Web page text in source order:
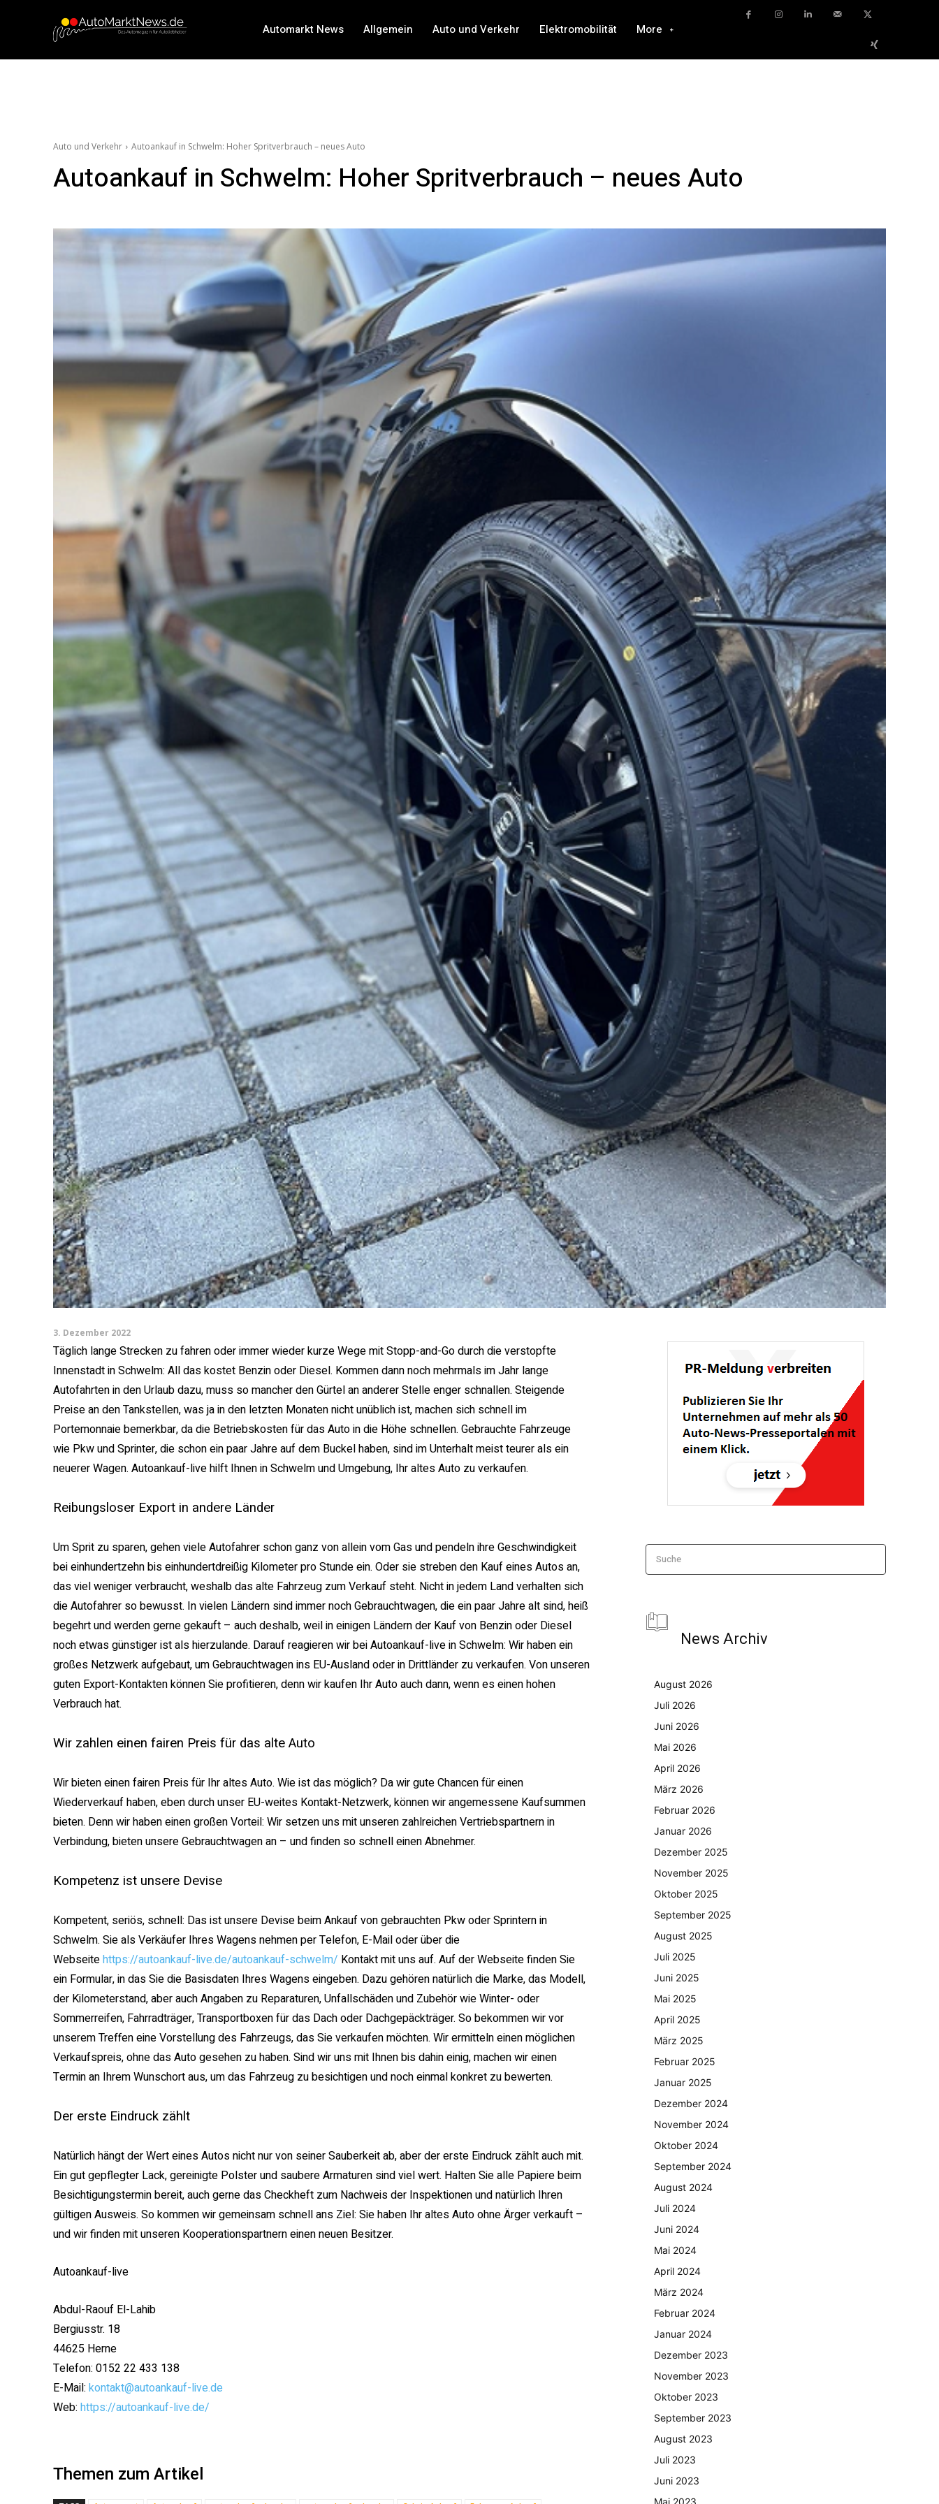
Automarkt News Allgemein Auto und Verkehr Elektromobilität More
Auto und Verkehr Autoankauf in Schwelm: Hoher Spritverbrauch – neues Auto
Autoankauf in Schwelm: Hoher Spritverbrauch – neues Auto
3. Dezember 2022
Täglich lange Strecken zu fahren oder immer wieder kurze Wege mit Stopp-and-Go durch die verstopfte
Innenstadt in Schwelm: All das kostet Benzin oder Diesel. Kommen dann noch mehrmals im Jahr lange
Autofahrten in den Urlaub dazu, muss so mancher den Gürtel an anderer Stelle enger schnallen. Steigende
Preise an den Tankstellen, was ja in den letzten Monaten nicht unüblich ist, machen sich schnell im
Portemonnaie bemerkbar, da die Betriebskosten für das Auto in die Höhe schnellen. Gebrauchte Fahrzeuge
wie Pkw und Sprinter, die schon ein paar Jahre auf dem Buckel haben, sind im Unterhalt meist teurer als ein
neuerer Wagen. Autoankauf-live hilft Ihnen in Schwelm und Umgebung, Ihr altes Auto zu verkaufen.
Reibungsloser Export in andere Länder
Um Sprit zu sparen, gehen viele Autofahrer schon ganz von allein vom Gas und pendeln ihre Geschwindigkeit
bei einhundertzehn bis einhundertdreißig Kilometer pro Stunde ein. Oder sie streben den Kauf eines Autos an,
das viel weniger verbraucht, weshalb das alte Fahrzeug zum Verkauf steht. Nicht in jedem Land verhalten sich
die Autofahrer so bewusst. In vielen Ländern sind immer noch Gebrauchtwagen, die ein paar Jahre alt sind, heiß
begehrt und werden gerne gekauft – auch deshalb, weil in einigen Ländern der Kauf von Benzin oder Diesel
noch etwas günstiger ist als hierzulande. Darauf reagieren wir bei Autoankauf-live in Schwelm: Wir haben ein
großes Netzwerk aufgebaut, um Gebrauchtwagen ins EU-Ausland oder in Drittländer zu verkaufen. Von unseren
guten Export-Kontakten können Sie profitieren, denn wir kaufen Ihr Auto auch dann, wenn es einen hohen
Verbrauch hat.
Wir zahlen einen fairen Preis für das alte Auto
Wir bieten einen fairen Preis für Ihr altes Auto. Wie ist das möglich? Da wir gute Chancen für einen
Wiederverkauf haben, eben durch unser EU-weites Kontakt-Netzwerk, können wir angemessene Kaufsummen
bieten. Denn wir haben einen großen Vorteil: Wir setzen uns mit unseren zahlreichen Vertriebspartnern in
Verbindung, bieten unsere Gebrauchtwagen an – und finden so schnell einen Abnehmer.
Kompetenz ist unsere Devise
Kompetent, seriös, schnell: Das ist unsere Devise beim Ankauf von gebrauchten Pkw oder Sprintern in
Schwelm. Sie als Verkäufer Ihres Wagens nehmen per Telefon, E-Mail oder über die
Webseitehttps://autoankauf-live.de/autoankauf-schwelm/ Kontakt mit uns auf. Auf der Webseite finden Sie
ein Formular, in das Sie die Basisdaten Ihres Wagens eingeben. Dazu gehören natürlich die Marke, das Modell,
der Kilometerstand, aber auch Angaben zu Reparaturen, Unfallschäden und Zubehör wie Winter- oder
Sommerreifen, Fahrradträger, Transportboxen für das Dach oder Dachgepäckträger. So bekommen wir vor
unserem Treffen eine Vorstellung des Fahrzeugs, das Sie verkaufen möchten. Wir ermitteln einen möglichen
Verkaufspreis, ohne das Auto gesehen zu haben. Sind wir uns mit Ihnen bis dahin einig, machen wir einen
Termin an Ihrem Wunschort aus, um das Fahrzeug zu besichtigen und noch einmal konkret zu bewerten.
Der erste Eindruck zählt
Natürlich hängt der Wert eines Autos nicht nur von seiner Sauberkeit ab, aber der erste Eindruck zählt auch mit.
Ein gut gepflegter Lack, gereinigte Polster und saubere Armaturen sind viel wert. Halten Sie alle Papiere beim
Besichtigungstermin bereit, auch gerne das Checkheft zum Nachweis der Inspektionen und natürlich Ihren
gültigen Ausweis. So kommen wir gemeinsam schnell ans Ziel: Sie haben Ihr altes Auto ohne Ärger verkauft –
und wir finden mit unseren Kooperationspartnern einen neuen Besitzer.
Autoankauf-live
Abdul-Raouf El-Lahib
Bergiusstr. 18
44625 Herne
Telefon: 0152 22 433 138
E-Mail: kontakt@autoankauf-live.de
Web: https://autoankauf-live.de/
Themen zum Artikel
Suche
News Archiv
August 2026
Juli 2026
Juni 2026
Mai 2026
April 2026
März 2026
Februar 2026
Januar 2026
Dezember 2025
November 2025
Oktober 2025
September 2025
August 2025
Juli 2025
Juni 2025
Mai 2025
April 2025
März 2025
Februar 2025
Januar 2025
Dezember 2024
November 2024
Oktober 2024
September 2024
August 2024
Juli 2024
Juni 2024
Mai 2024
April 2024
März 2024
Februar 2024
Januar 2024
Dezember 2023
November 2023
Oktober 2023
September 2023
August 2023
Juli 2023
Juni 2023
Mai 2023